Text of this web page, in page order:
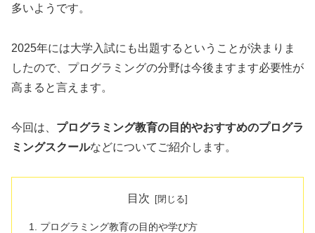
多いようです。
2025年には大学入試にも出題するということが決まりま
したので、プログラミングの分野は今後ますます必要性が
高まると言えます。
今回は、 プログラミング教育の目的やおすすめのプログラ
ミングスクールなどについてご紹介します。
目次
プログラミング教育の目的や学び方